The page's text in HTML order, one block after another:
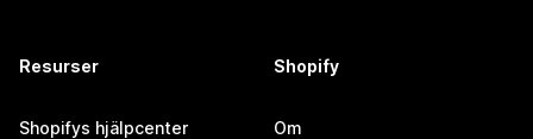
Resurser
Shopifys hjälpcenter
Shopify
Om